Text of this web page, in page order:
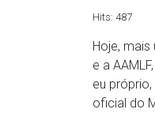
Hits: 487
Hoje,
e a
eu
oficial do